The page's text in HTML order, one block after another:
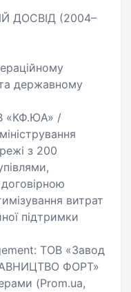
ДОСВІД (2004–
та державному
«КФ.ЮА» /
з 200
витрат
підтримки
ТОВ «Завод
ФОРТ»
(Prom.ua,